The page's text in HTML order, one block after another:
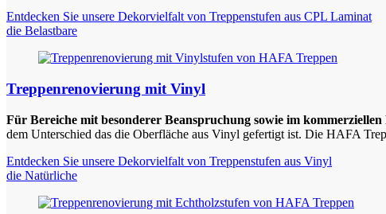
Entdecken Sie unsere Dekorvielfalt von Treppenstufen aus CPL Laminat
die Belastbare
Treppenrenovierung mit Vinyl
Für Bereiche mit besonderer Beanspruchung sowie im kommerziellen
dem Unterschied das die Oberfläche aus Vinyl gefertigt ist. Die HAFA
Entdecken Sie unsere Dekorvielfalt von Treppenstufen aus Vinyl
die Natürliche